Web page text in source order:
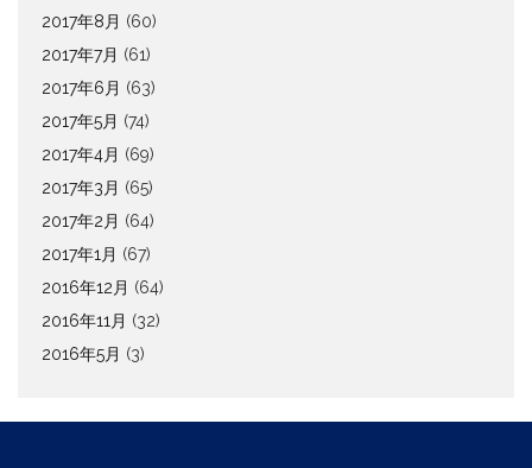
2017年8月 (60)
2017年7月 (61)
2017年6月 (63)
2017年5月 (74)
2017年4月 (69)
2017年3月 (65)
2017年2月 (64)
2017年1月 (67)
2016年12月 (64)
2016年11月 (32)
2016年5月 (3)